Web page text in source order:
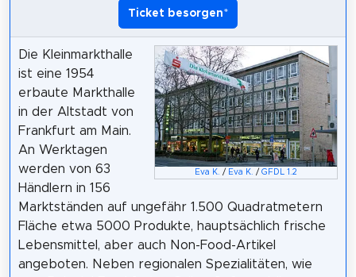
Ticket besorgen*
Eva K. / Eva K. /GFDL 1.2
Die Kleinmarkthalle
ist eine 1954
erbaute Markthalle
in der Altstadt von
Frankfurt am Main.
An Werktagen
werden von 63
Händlern in 156
Marktständen auf ungefähr 1.500 Quadratmetern
Fläche etwa 5000 Produkte, hauptsächlich frische
Lebensmittel, aber auch Non-Food-Artikel
angeboten. Neben regionalen Spezialitäten, wie